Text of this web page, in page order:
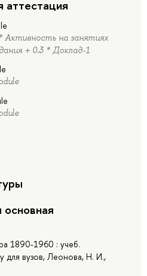
Активность на занятиях
+ 0.3 * Доклад-1
1890-1960 : учеб.
для вузов, Леонова, Н. И.,